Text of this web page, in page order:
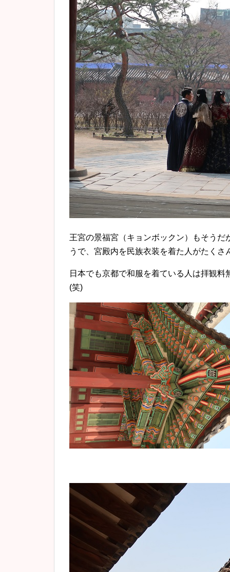
王宮の景福宮（キョンボックン）もそう
うで、宮殿内を民族衣装を着た人がたくさ
日本でも京都で和服を着ている人は拝観
(笑)